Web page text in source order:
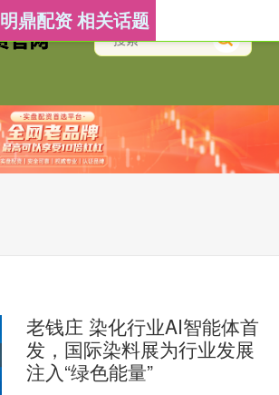
明鼎配资 相关话题
老钱庄 染化行业AI智能体首
发，国际染料展为行业发展
注入“绿色能量”